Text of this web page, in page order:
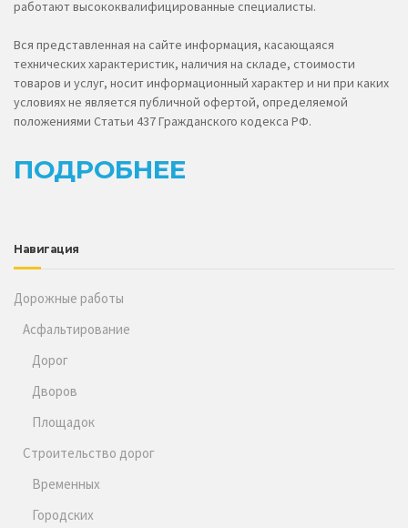
работают высококвалифицированные специалисты.
Вся представленная на сайте информация, касающаяся
технических характеристик, наличия на складе, стоимости
товаров и услуг, носит информационный характер и ни при каких
условиях не является публичной офертой, определяемой
положениями Статьи 437 Гражданского кодекса РФ.
ПОДРОБНЕЕ
Навигация
Дорожные работы
Асфальтирование
Дорог
Дворов
Площадок
Строительство дорог
Временных
Городских